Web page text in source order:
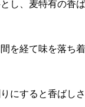
し、麦特有の香
を経て味を落ち
にすると香ばしさ